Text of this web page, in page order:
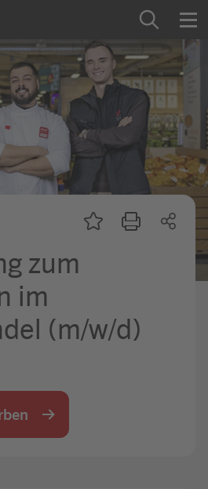
Startseite
als Arbeitgeber
& Studium
& Werkstudium
zum
im
(m/w/d)